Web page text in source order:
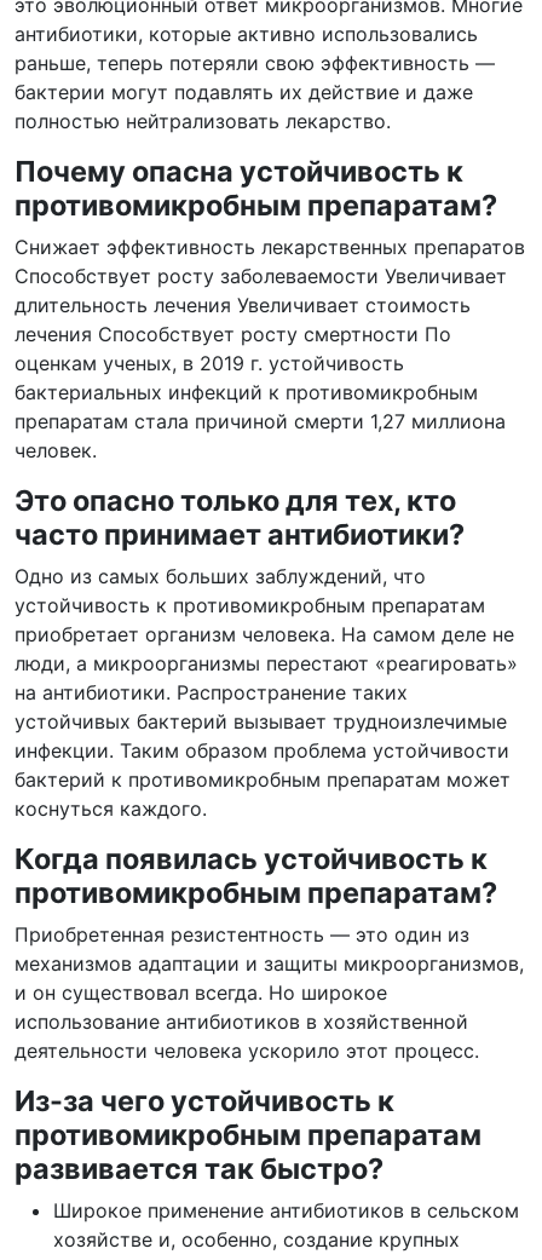
антибиотики, которые активно использовались
раньше, теперь потеряли свою эффективность —
бактерии могут подавлять их действие и даже
полностью нейтрализовать лекарство.
Почему опасна устойчивость к
противомикробным препаратам?
Снижает эффективность лекарственных препаратов
Способствует росту заболеваемости Увеличивает
длительность лечения Увеличивает стоимость
лечения Способствует росту смертности По
оценкам ученых, в 2019 г. устойчивость
бактериальных инфекций к противомикробным
препаратам стала причиной смерти 1,27 миллиона
человек.
Это опасно только для тех, кто
часто принимает антибиотики?
Одно из самых больших заблуждений, что
устойчивость к противомикробным препаратам
приобретает организм человека. На самом деле не
люди, а микроорганизмы перестают «реагировать»
на антибиотики. Распространение таких
устойчивых бактерий вызывает трудноизлечимые
инфекции. Таким образом проблема устойчивости
бактерий к противомикробным препаратам может
коснуться каждого.
Когда появилась устойчивость к
противомикробным препаратам?
Приобретенная резистентность — это один из
механизмов адаптации и защиты микроорганизмов,
и он существовал всегда. Но широкое
использование антибиотиков в хозяйственной
деятельности человека ускорило этот процесс.
Из-за чего устойчивость к
противомикробным препаратам
развивается так быстро?
Широкое применение антибиотиков в сельском
хозяйстве и, особенно, создание крупных